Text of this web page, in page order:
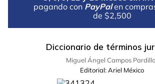
pagando con PayPal en
de $2,500
Diccionario de términos
Miguel Ángel Campos
Editorial:Ariel México